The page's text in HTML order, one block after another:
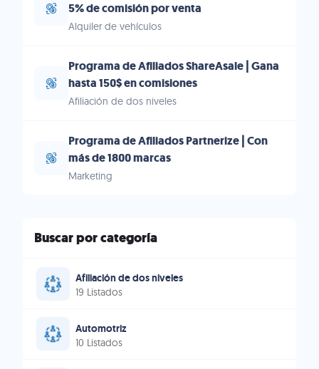
5% de comisión por venta
Alquiler de vehículos
Programa de Afiliados ShareAsale | Gana
hasta 150$ en comisiones
Afiliación de dos niveles
Programa de Afiliados Partnerize | Con
más de 1800 marcas
Marketing
Buscar por categoría
Afiliación de dos niveles
19 Listados
Automotriz
10 Listados